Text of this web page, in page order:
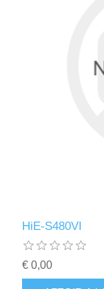
HiE-S480VI
€ 0,00